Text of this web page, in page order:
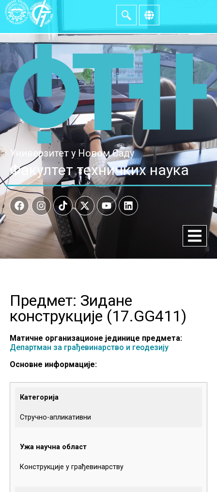
Универзитет у Новом Саду
Факултет техничких наука
Предмет: Зидане
конструкције (17.GG411)
Матичне организационе јединице предмета:
Департман за грађевинарство и геодезију
Основне информације:
Категорија
Стручно-апликативни
Ужа научна област
Конструкције у грађевинарству